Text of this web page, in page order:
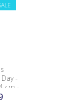
-
cm -